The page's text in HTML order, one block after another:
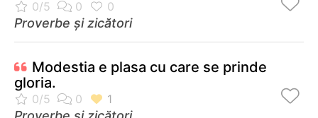
Proverbe și zicători
Modestia e plasa cu care se prinde
gloria.